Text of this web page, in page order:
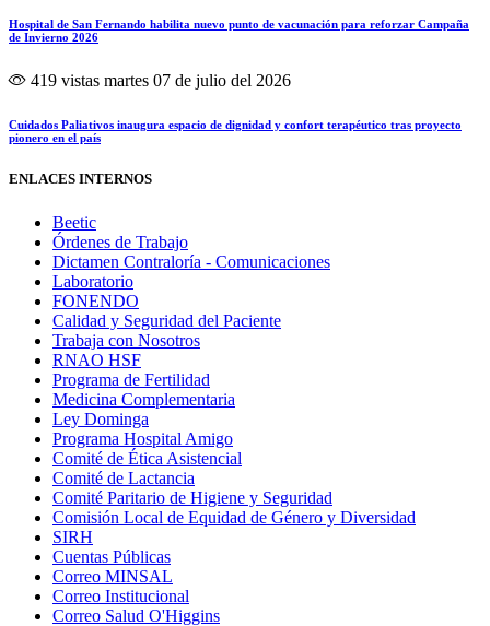
Hospital de San Fernando habilita nuevo punto de vacunación para reforzar Campaña
de Invierno 2026
419 vistas martes 07 de julio del 2026
Cuidados Paliativos inaugura espacio de dignidad y confort terapéutico tras proyecto
pionero en el país
ENLACES INTERNOS
Beetic
Órdenes de Trabajo
Dictamen Contraloría - Comunicaciones
Laboratorio
FONENDO
Calidad y Seguridad del Paciente
Trabaja con Nosotros
RNAO HSF
Programa de Fertilidad
Medicina Complementaria
Ley Dominga
Programa Hospital Amigo
Comité de Ética Asistencial
Comité de Lactancia
Comité Paritario de Higiene y Seguridad
Comisión Local de Equidad de Género y Diversidad
SIRH
Cuentas Públicas
Correo MINSAL
Correo Institucional
Correo Salud O'Higgins